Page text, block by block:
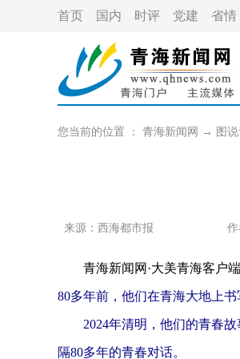
首页 国内 时评 党建 省情
您当前的位置 ： 青海新闻网 → 图
来源： 西海都市报 作
青海新闻网·大美青海客户
80多年前，他们在青海大地上
2024年清明，他们的青春故
隔80多年的青春对话。